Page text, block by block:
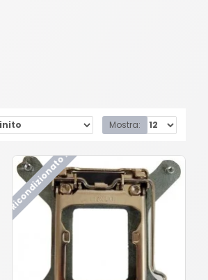
Mostra:
Ricondizionato !